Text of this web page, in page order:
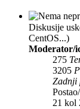
Diskusije
CentOS...)
Moderator/
275
3205
Zadnji
21 kol